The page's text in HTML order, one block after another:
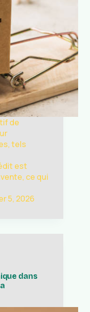
de
tels
est
ce qui
5, 2026
dans